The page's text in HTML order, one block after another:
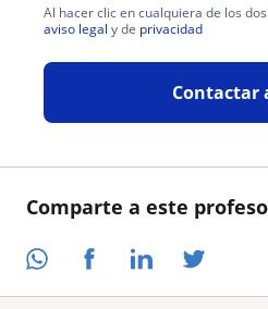
Comparte a este
Al hacer clic en cualquiera de los
aviso legal y de privacidad
Contactar